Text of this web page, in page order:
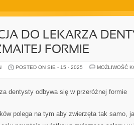
DO LEKARZA
FORMIE
POSTED ON SIE - 15 - 2025
MOŻLIWOŚĆ
dentysty odbywa się w przeróżnej formie
polega na tym aby zwierzęta tak samo,